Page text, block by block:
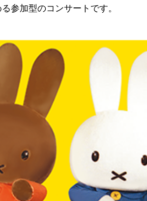
参加型のコンサートです。